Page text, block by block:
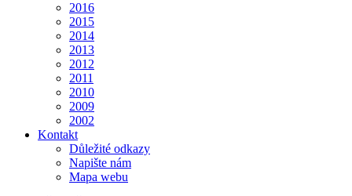
2016
2015
2014
2013
2012
2011
2010
2009
2002
Kontakt
Důležité odkazy
Napište nám
Mapa webu